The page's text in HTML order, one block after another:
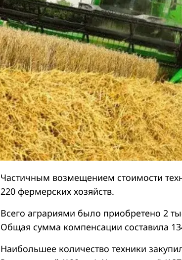
Частичным возмещением стоимости
220 фермерских хозяйств.
Всего аграриями было приобретено 2
Общая сумма компенсации составила
Наибольшее количество техники